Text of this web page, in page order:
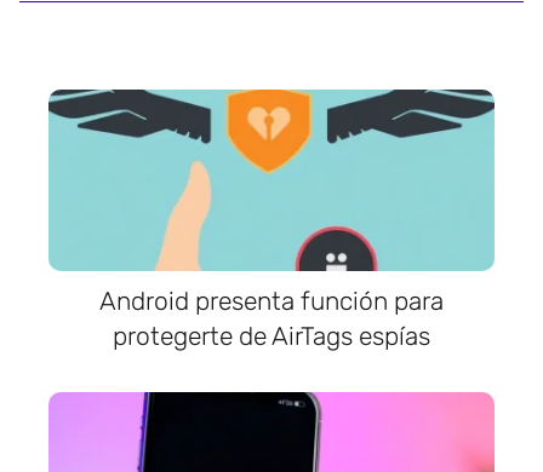
Android presenta función para
protegerte de AirTags espías